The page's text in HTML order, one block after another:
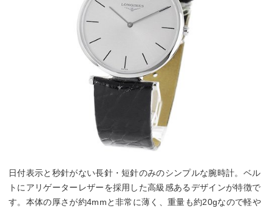
日付表示と秒針がない長針・短針のみのシンプルな腕時計。ベル
トにアリゲーターレザーを採用した高級感あるデザインが特徴で
す。本体の厚さが約4mmと非常に薄く、重量も約20gなので軽や